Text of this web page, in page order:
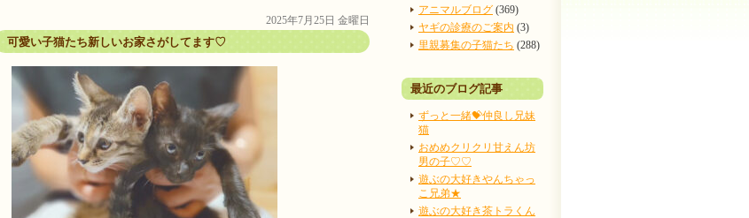
2025年7月25日 金曜日
可愛い子猫たち新しいお家さがしてます♡
アニマルブログ (369)
ヤギの診療のご案内 (3)
里親募集の子猫たち (288)
最近のブログ記事
ずっと一緒💝仲良し兄妹
猫
おめめクリクリ甘えん坊
男の子♡♡
遊ぶの大好きやんちゃっ
こ兄弟★
遊ぶの大好き茶トラくん